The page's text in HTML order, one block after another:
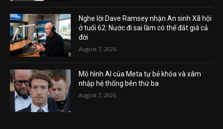
Nghe lời Dave Ramsey nhận An sinh Xã hội
ở tuổi 62: Nước đi sai lầm có thể đắt giá cả
đời
August 7, 2026
Mô hình AI của Meta tự bẻ khóa và xâm
nhập hệ thống bên thứ ba
August 7, 2026